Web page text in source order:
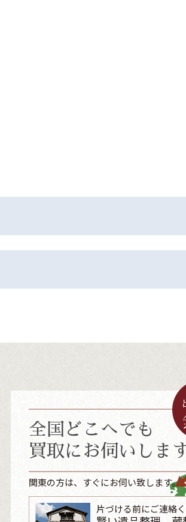
全国どこへでも
買取にお伺いしま
関東の方は、すぐにお伺い致します。
片づける前にご連絡